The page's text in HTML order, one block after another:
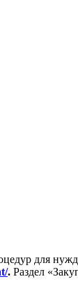
для
. Раздел